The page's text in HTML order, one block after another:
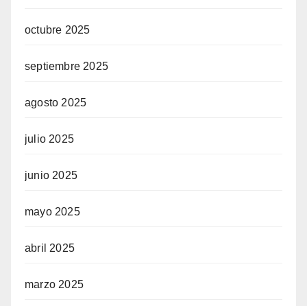
octubre 2025
septiembre 2025
agosto 2025
julio 2025
junio 2025
mayo 2025
abril 2025
marzo 2025